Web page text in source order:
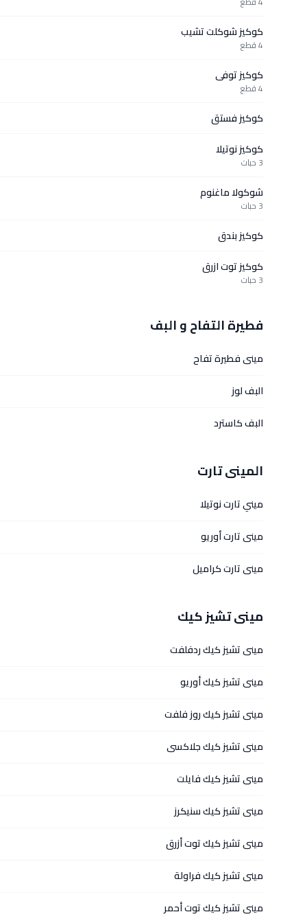
كوكيز شوكلت تشيب
4 قطع
كوكيز توفى
4 قطع
كوكيز فستق
كوكيز نوتيلا
3 حبات
شوكولا ماغنوم
3 حبات
كوكيز بندق
كوكيز توت ازرق
3 حبات
فطيرة التفاح و البف
مينى فطيرة تفاح
البف لوز
البف كاسترد
المينى تارت
ميني تارت نوتيلا
مينى تارت أوريو
مينى تارت كراميل
مينى تشيز كيك
مينى تشيز كيك ردفلفت
مينى تشيز كيك أوريو
مينى تشيز كيك روز فلفت
مينى تشيز كيك جلاكسى
مينى تشيز كيك فايلت
مينى تشيز كيك سنيكرز
مينى تشيز كيك توت أزرق
مينى تشيز كيك فراولة
مينى تشيز كيك توت أحمر